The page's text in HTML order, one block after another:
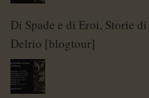
Di Spade e di Eroi, Storie
Delrio [blogtour]